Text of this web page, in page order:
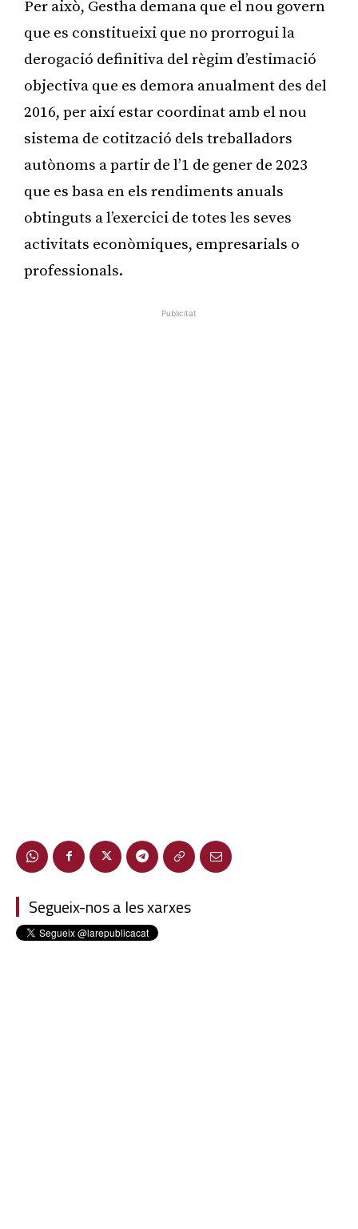
Per això, Gestha demana que el nou govern
que es constitueixi que no prorrogui la
derogació definitiva del règim d’estimació
objectiva que es demora anualment des del
2016, per així estar coordinat amb el nou
sistema de cotització dels treballadors
autònoms a partir de l’1 de gener de 2023
que es basa en els rendiments anuals
obtinguts a l’exercici de totes les seves
activitats econòmiques, empresarials o
professionals.
Publicitat
Segueix-nos a les xarxes